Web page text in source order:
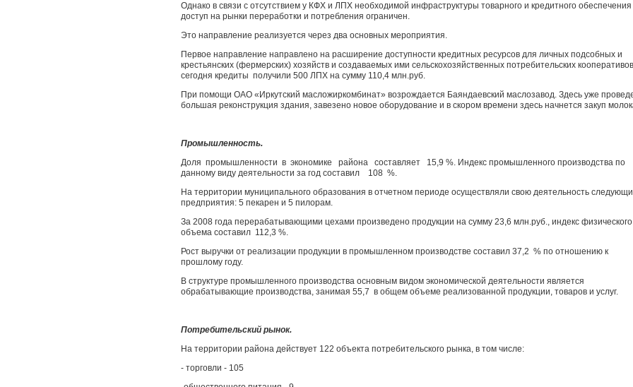
Однако в связи с отсутствием у КФХ и ЛПХ необходимой инфраструктуры товарного и кредитного обеспечения
доступ на рынки переработки и потребления ограничен.
Это направление реализуется через два основных мероприятия.
Первое направление направлено на расширение доступности кредитных ресурсов для личных подсобных и
крестьянских (фермерских) хозяйств и создаваемых ими сельскохозяйственных потребительских
сегодня кредиты получили 500 ЛПХ на сумму 110,4 млн.руб.
При помощи ОАО «Иркутский масложиркомбинат» возрождается Баяндаевский маслозавод. Здесь уже
большая реконструкция здания, завезено новое оборудование и в скором времени здесь начнется закуп
Промышленность.
Доля промышленности в экономике района составляет 15,9 %. Индекс промышленного производства по
данному виду деятельности за год составил 108 %.
На территории муниципального образования в отчетном периоде осуществляли свою деятельность
предприятия: 5 пекарен и 5 пилорам.
За 2008 года перерабатывающими цехами произведено продукции на сумму 23,6 млн.руб., индекс физического
объема составил 112,3 %.
Рост выручки от реализации продукции в промышленном производстве составил 37,2 % по отношению к
прошлому году.
В структуре промышленного производства основным видом экономической деятельности является
обрабатывающие производства, занимая 55,7 в общем объеме реализованной продукции, товаров и услуг.
Потребительский рынок.
На территории района действует 122 объекта потребительского рынка, в том числе:
- торговли - 105